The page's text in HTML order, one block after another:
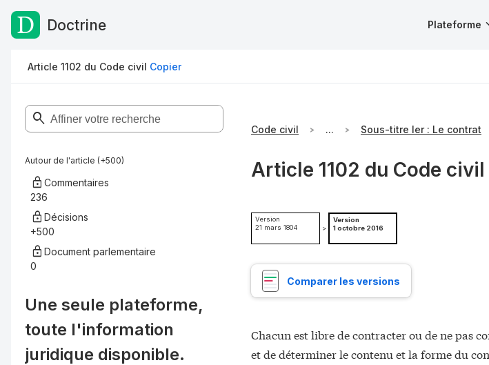
Passer au contenu
Doctrine Plateforme
Article 1102 du Code civil Copier
Autour de l'article (+500)
Commentaires
236
Décisions
+500
Document parlementaire
0
Une seule plateforme,
toute l'information
juridique disponible.
Code civil ... Sous-titre Ier : Le contrat
Article 1102 du Code civil
Version
21 mars 1804
>
Version
1 octobre 2016
Comparer les versions
Chacun est libre de contracter ou de ne pas
et de déterminer le contenu et la forme du